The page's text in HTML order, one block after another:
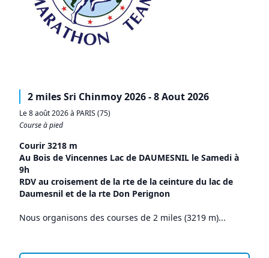
2 miles Sri Chinmoy 2026 - 8 Aout 2026
Le 8 août 2026 à PARIS (75)
Course à pied
Courir 3218 m
Au Bois de Vincennes Lac de DAUMESNIL le Samedi à
9h
RDV au croisement de la rte de la ceinture du lac de
Daumesnil et de la rte Don Perignon
Nous organisons des courses de 2 miles (3219 m)...